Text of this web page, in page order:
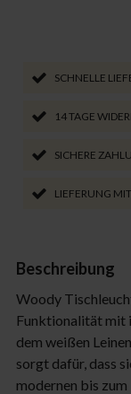
SCHNELLE
14 TAGE
SICHERE
LIEFERUNG
Beschreibung
Woody
Funktionalität mit
dem weißen
sorgt dafür, dass
modernen bis